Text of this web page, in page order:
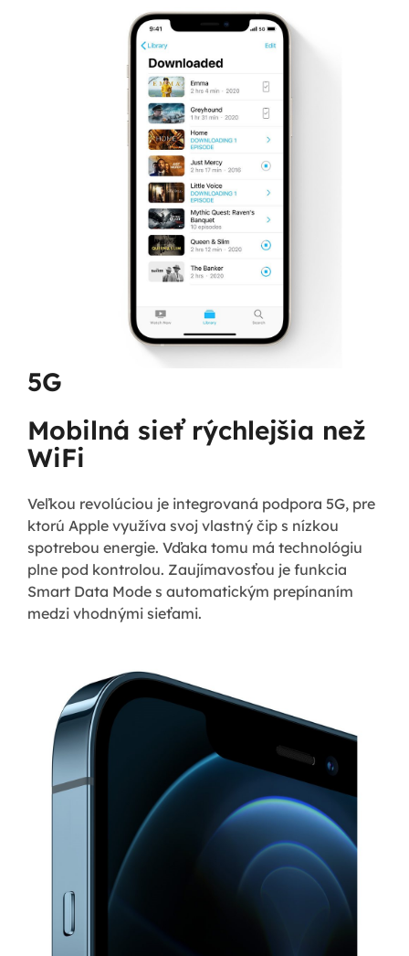
5G
Mobilná sieť rýchlejšia než
WiFi
Veľkou revolúciou je integrovaná podpora 5G, pre
ktorú Apple využíva svoj vlastný čip s nízkou
spotrebou energie. Vďaka tomu má technológiu
plne pod kontrolou. Zaujímavosťou je funkcia
Smart Data Mode s automatickým prepínaním
medzi vhodnými sieťami.